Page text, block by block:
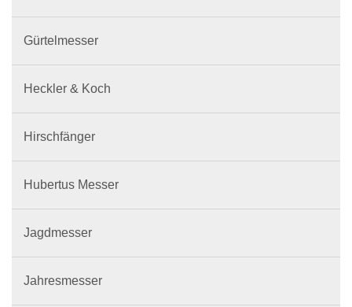
Gürtelmesser
Heckler & Koch
Hirschfänger
Hubertus Messer
Jagdmesser
Jahresmesser